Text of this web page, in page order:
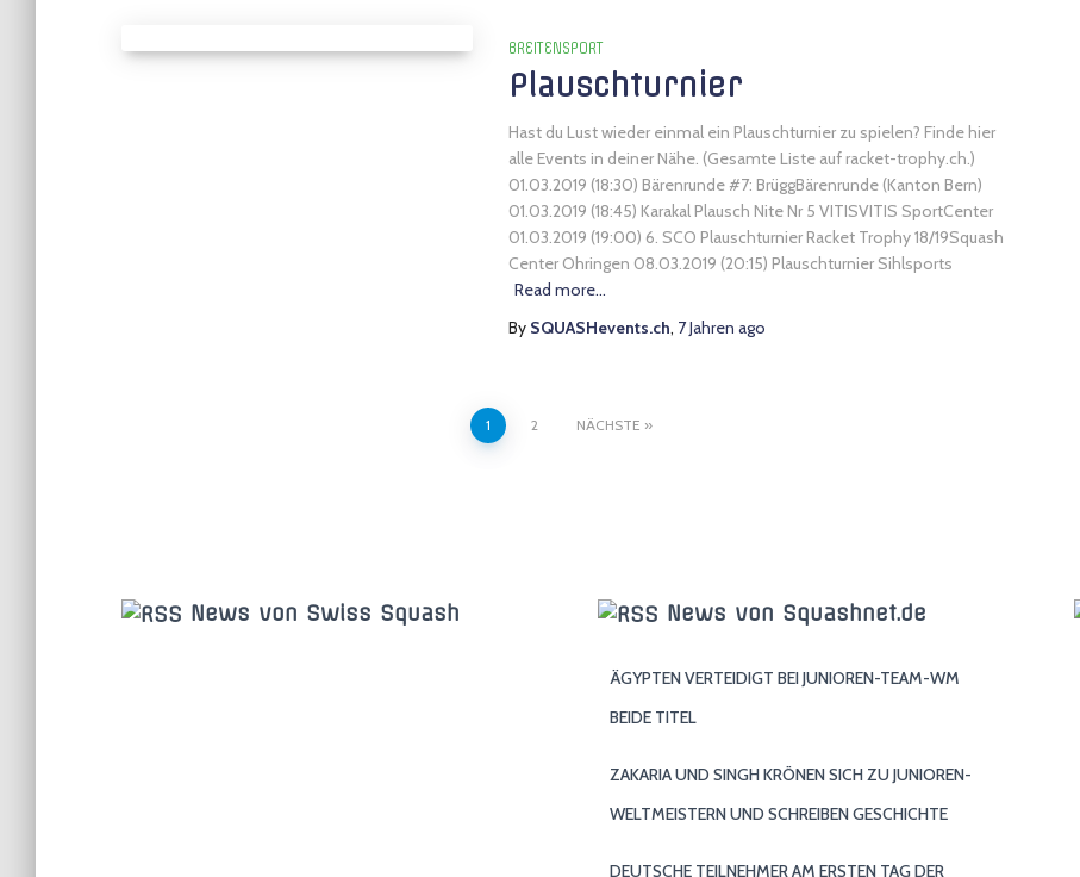
BREITENSPORT
Plauschturnier
Hast du Lust wieder einmal ein Plauschturnier zu spielen? Finde hier
alle Events in deiner Nähe. (Gesamte Liste auf racket-trophy.ch.)
01.03.2019 (18:30) Bärenrunde #7: BrüggBärenrunde (Kanton Bern)
01.03.2019 (18:45) Karakal Plausch Nite Nr 5 VITISVITIS SportCenter
01.03.2019 (19:00) 6. SCO Plauschturnier Racket Trophy 18/19Squash
Center Ohringen 08.03.2019 (20:15) Plauschturnier Sihlsports
Read more…
By SQUASHevents.ch, 7 Jahren ago
Seitennummerierung
1 2 NÄCHSTE
News von Swiss Squash News von Squashnet.de
ÄGYPTEN VERTEIDIGT BEI JUNIOREN-TEAM-WM
BEIDE TITEL
ZAKARIA UND SINGH KRÖNEN SICH ZU JUNIOREN-
WELTMEISTERN UND SCHREIBEN GESCHICHTE
DEUTSCHE TEILNEHMER AM ERSTEN TAG DER